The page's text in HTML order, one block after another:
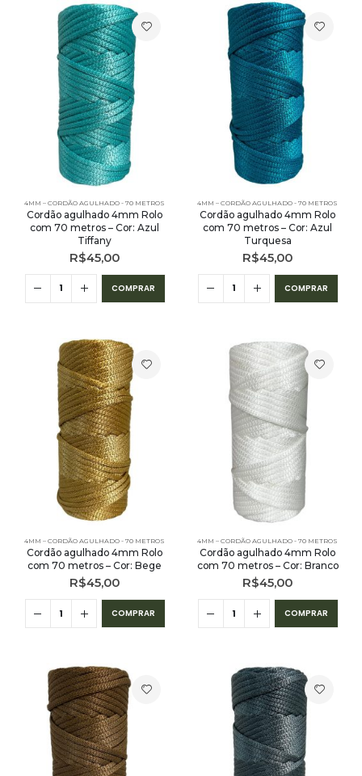
4MM – CORDÃO AGULHADO - 70 METROS
Cordão agulhado 4mm Rolo
com 70 metros – Cor: Azul
Tiffany
R$45,00
COMPRAR
4MM – CORDÃO AGULHADO - 70 METROS
Cordão agulhado 4mm Rolo
com 70 metros – Cor: Azul
Turquesa
R$45,00
COMPRAR
4MM – CORDÃO AGULHADO - 70 METROS
Cordão agulhado 4mm Rolo
com 70 metros – Cor: Bege
R$45,00
COMPRAR
4MM – CORDÃO AGULHADO - 70 METROS
Cordão agulhado 4mm Rolo
com 70 metros – Cor: Branco
R$45,00
COMPRAR